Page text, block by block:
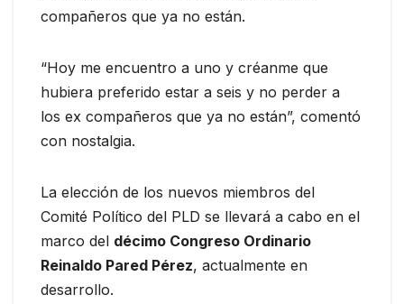
compañeros que ya no están.
“Hoy me encuentro a uno y créanme que
hubiera preferido estar a seis y no perder a
los ex compañeros que ya no están”, comentó
con nostalgia.
La elección de los nuevos miembros del
Comité Político del PLD se llevará a cabo en el
marco del décimo Congreso Ordinario
Reinaldo Pared Pérez, actualmente en
desarrollo.